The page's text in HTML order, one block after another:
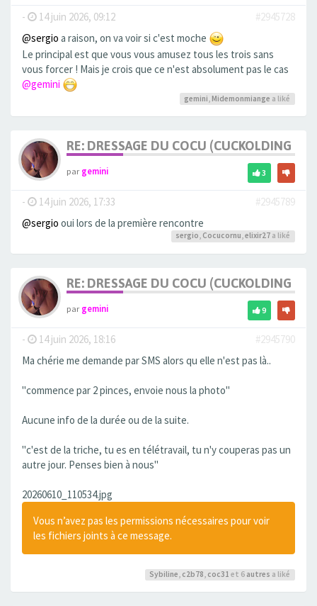
- 14 juin 2026, 09:12
#2945728
@sergio a raison, on va voir si c'est moche
Le principal est que vous vous amusez tous les trois sans
vous forcer ! Mais je crois que ce n'est absolument pas le cas
@gemini
gemini Midemonmiange a liké
RE: DRESSAGE DU COCU (CUCKOLDING
pargemini 3
- 14 juin 2026, 17:33
#2945789
@sergio oui lors de la première rencontre
sergio, Cocucornu,elixir27 a liké
RE: DRESSAGE DU COCU (CUCKOLDING
pargemini 9
- 14 juin 2026, 18:16
#2945790
Ma chérie me demande par SMS alors qu elle n'est pas là..
"commence par 2 pinces, envoie nous la photo"
Aucune info de la durée ou de la suite.
"c'est de la triche, tu es en télétravail, tu n'y couperas pas un
autre jour. Penses bien à nous"
20260610_110534.jpg
Vous n’avez pas les permissions nécessaires pour voir
les fichiers joints à ce message.
Sybiline c2b78 coc31 et 6 autres a liké